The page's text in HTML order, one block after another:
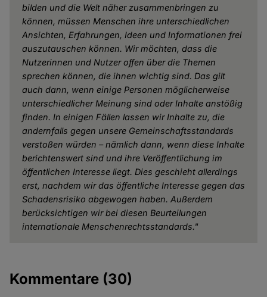
bilden und die Welt näher zusammenbringen zu
können, müssen Menschen ihre unterschiedlichen
Ansichten, Erfahrungen, Ideen und Informationen frei
auszutauschen können. Wir möchten, dass die
Nutzerinnen und Nutzer offen über die Themen
sprechen können, die ihnen wichtig sind. Das gilt
auch dann, wenn einige Personen möglicherweise
unterschiedlicher Meinung sind oder Inhalte anstößig
finden. In einigen Fällen lassen wir Inhalte zu, die
andernfalls gegen unsere Gemeinschaftsstandards
verstoßen würden – nämlich dann, wenn diese Inhalte
berichtenswert sind und ihre Veröffentlichung im
öffentlichen Interesse liegt. Dies geschieht allerdings
erst, nachdem wir das öffentliche Interesse gegen das
Schadensrisiko abgewogen haben. Außerdem
berücksichtigen wir bei diesen Beurteilungen
internationale Menschenrechtsstandards."
Kommentare (30)